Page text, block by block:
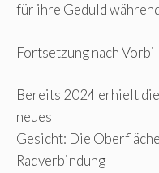
für ihre Geduld
Fortsetzung nach
Bereits 2024 erhielt
neues
Gesicht: Die
Radverbindung